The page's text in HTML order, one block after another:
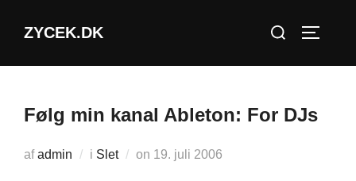
ZYCEK.DK
Søg
Følg min kanal Ableton: For DJs
afadmin i Slet on Udgivet
19. juli 2006